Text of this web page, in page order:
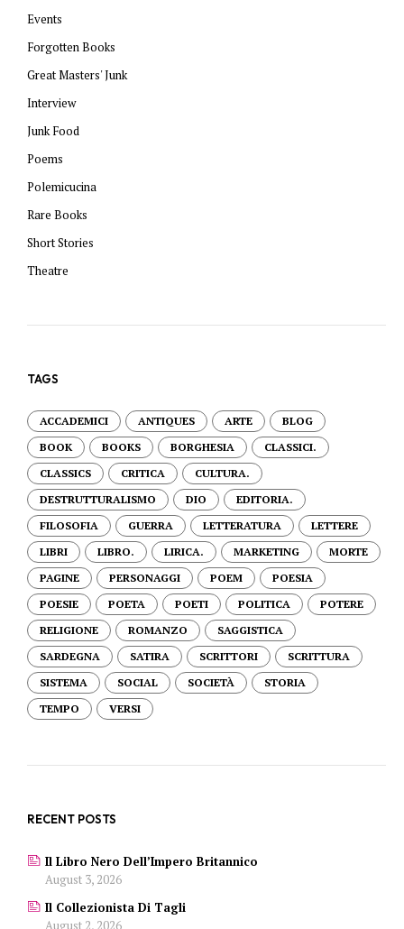
Events
Forgotten Books
Great Masters' Junk
Interview
Junk Food
Poems
Polemicucina
Rare Books
Short Stories
Theatre
TAGS
ACCADEMICI ANTIQUES ARTE
BLOG
BOOK
BOOKS BORGHESIA
CLASSICI.
CLASSICS
CRITICA
CULTURA.
DESTRUTTURALISMO
DIO
EDITORIA.
FILOSOFIA
GUERRA LETTERATURA
LETTERE
LIBRI
LIBRO. LIRICA. MARKETING
MORTE
PAGINE
PERSONAGGI POEM
POESIA
POESIE
POETA POETI POLITICA
POTERE
RELIGIONE
ROMANZO
SAGGISTICA
SARDEGNA
SATIRA SCRITTORI
SCRITTURA
SISTEMA
SOCIAL SOCIETÀ
STORIA
TEMPO
VERSI
RECENT POSTS
Il Libro Nero Dell’Impero Britannico
August 3, 2026
Il Collezionista Di Tagli
August 2, 2026